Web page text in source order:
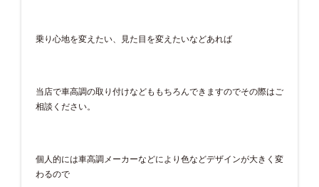
乗り心地を変えたい、見た目を変えたいなどあれば
当店で車高調の取り付けなどももちろんできますのでその際はご
相談ください。
個人的には車高調メーカーなどにより色などデザインが大きく変
わるので